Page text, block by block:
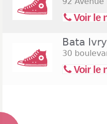
Voir le
Bata
30
Voir le